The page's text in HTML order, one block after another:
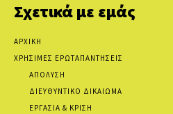
Σχετικά με εμάς
ΑΡΧΙΚΗ
ΧΡΗΣΙΜΕΣ ΕΡΩΤΑΠΑΝΤΗΣΕΙΣ
ΑΠΟΛΥΣΗ
ΔΙΕΥΘΥΝΤΙΚΟ ΔΙΚΑΙΩΜΑ
ΕΡΓΑΣΙΑ & ΚΡΙΣΗ